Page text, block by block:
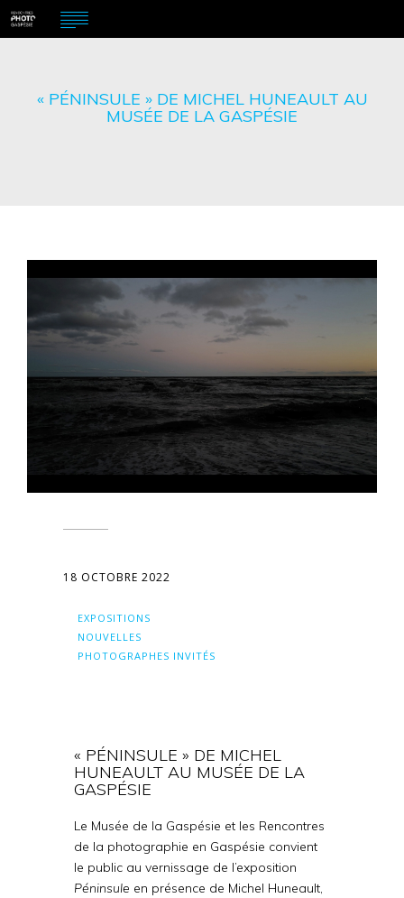
« PÉNINSULE » DE MICHEL HUNEAULT AU
MUSÉE DE LA GASPÉSIE
18 OCTOBRE 2022
EXPOSITIONS
NOUVELLES
PHOTOGRAPHES INVITÉS
« PÉNINSULE » DE MICHEL
HUNEAULT AU MUSÉE DE LA
GASPÉSIE
Le Musée de la Gaspésie et les Rencontres
de la photographie en Gaspésie convient
le public au vernissage de l’exposition
Péninsule en présence de Michel Huneault,